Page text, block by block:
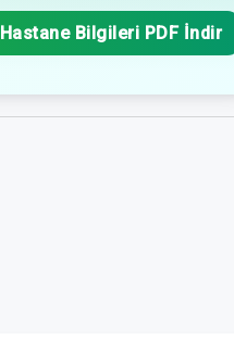
Hastane Bilgileri PDF İndir